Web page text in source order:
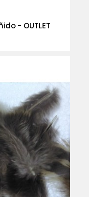
- OUTLET